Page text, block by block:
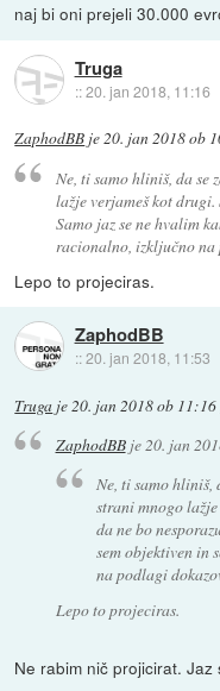
naj bi oni prejeli 30.000
Truga
::20. jan 2018, 11:16
ZaphodBB je20. jan 2018 ob
Ne, ti samo hliniš, da se
lažje verjameš kot drugi.
Samo jaz se ne hvalim
racionalno, izključno na
Lepo to projeciras.
ZaphodBB
::20. jan 2018, 11:53
Truga je20. jan 2018 ob 11:16
ZaphodBBje20. jan
Ne, ti samo hliniš,
strani mnogo
da ne bo
sem objektiven in
na podlagi
Lepo to projeciras.
Ne rabim nič projicirat.